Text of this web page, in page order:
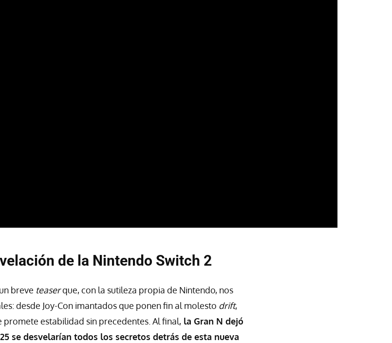
de la Nintendo Switch 2
breve teaserque, con la sutileza propia de Nintendo, nos
desde Joy-Con imantados que ponen fin al molesto drift,
estabilidad sin precedentes. Al final, la Gran N dejó
se desvelarían todos los secretos detrás de esta nueva